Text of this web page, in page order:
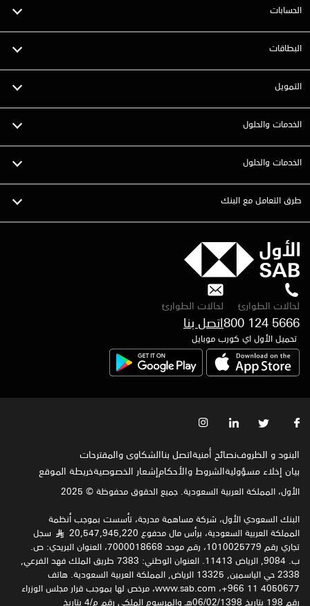
الحسابات
البطاقات
التمويل
الخدمات والحلول
الخدمات والحلول
طرق التعامل مع البنك
لحالات الطوارئ
800 124 5666
لحالات الطوارئ
تحميل الأول اي كورب موبايل
البنود و الظروفنصائح أمنيةاتصل بناالشكاوى والمقترحات
بيان إخلاء مسؤوليةالشروط والأحكامإشعار الخصوصية‍خريطة الموقع
الأول، المملكة العربية السعودية. جميع الحقوق محفوظة © 2025
البنك السعودي الأول، شركة مساهمة مدرجة، تأسست بموجب أنظمة
المملكة العربية السعودية، برأس مال مدفوع 20,547,945,220
§
سجل
تجاري رقم 1010025779، رقم موحد 7000018668، العنوان البريدي: ص.
ب. 9084, الرياض 11413. العنوان الوطني: 7383 طريق الملك فهد الفرعي,
2338 حي الياسمين, 13325 الرياض, المملكة العربية السعودية. هاتف
4050677 11 966+، www.sab.com، مرخص لها بموجب قرار مجلس الوزراء
رقم 198 بتاريخ 06/02/1398هـ والمرسوم الملكي رقم م/4 بتاريخ